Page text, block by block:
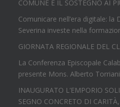
COMUNE E IL SOSTEGNO AI
Comunicare nell’era digitale: la
Severina investe nella
GIORNATA REGIONALE DEL
La Conferenza Episcopale
presente Mons. Alberto Torriani
INAUGURATO L’EMPORIO
SEGNO CONCRETO DI